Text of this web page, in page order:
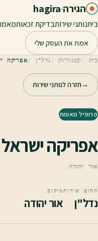
דלג לתוכן הראשי
הגירה·
hagira
ביתנותני שירותבדיקת זכאות
אמת את העסק שלי
בית קטגוריות נדל"ן אפריקה
→חזרה לנותני שירות
פרופיל מאומת
אפריקה
אור יהודה
תחום שירות
נדל"ן
מיקום
אור יהודה